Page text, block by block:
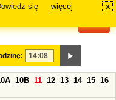
się
więcej x
10B 11 12 13 14 15 16